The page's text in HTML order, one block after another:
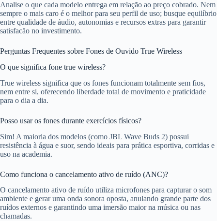
Analise o que cada modelo entrega em relação ao preço cobrado. Nem
sempre o mais caro é o melhor para seu perfil de uso; busque equilíbrio
entre qualidade de áudio, autonomias e recursos extras para garantir
satisfacão no investimento.
Perguntas Frequentes sobre Fones de Ouvido True Wireless
O que significa fone true wireless?
True wireless significa que os fones funcionam totalmente sem fios,
nem entre si, oferecendo liberdade total de movimento e praticidade
para o dia a dia.
Posso usar os fones durante exercícios físicos?
Sim! A maioria dos modelos (como JBL Wave Buds 2) possui
resistência à água e suor, sendo ideais para prática esportiva, corridas e
uso na academia.
Como funciona o cancelamento ativo de ruído (ANC)?
O cancelamento ativo de ruído utiliza microfones para capturar o som
ambiente e gerar uma onda sonora oposta, anulando grande parte dos
ruídos externos e garantindo uma imersão maior na música ou nas
chamadas.